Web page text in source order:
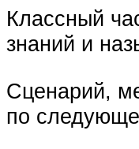
Классный
знаний и
Сценарий,
по